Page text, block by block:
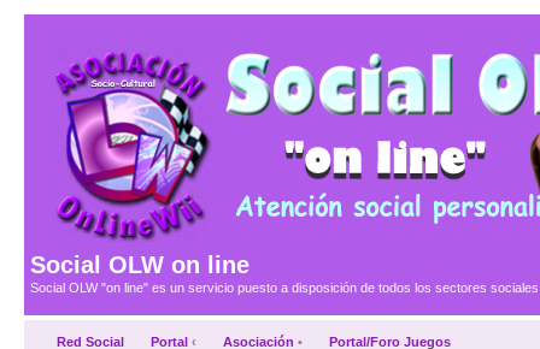
Social OLW on line
Social OLW "on line" es un servicio puesto a disposición de todos los sectores
Red Social Portal ‹ Asociación • Portal/Foro Juegos